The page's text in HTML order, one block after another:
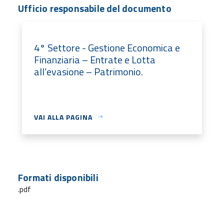
Ufficio responsabile del documento
4° Settore - Gestione Economica e
Finanziaria – Entrate e Lotta
all’evasione – Patrimonio.
VAI ALLA PAGINA
Formati disponibili
.pdf